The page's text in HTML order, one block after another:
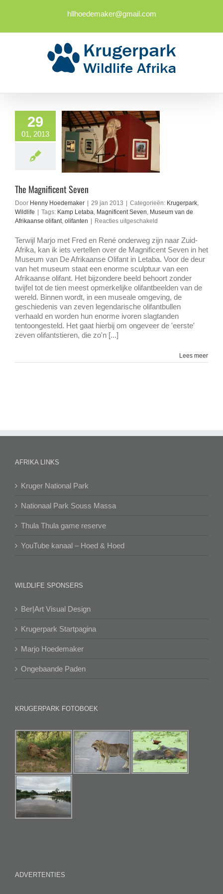
hllhoedemaker@gmail.com
29
01, 2013
The Magnificent Seven
Door Henny Hoedemaker 29 jan 2013 Categorieën: Krugerpark,
Wildlife
Tags: Kamp Letaba, Magnificent Seven, Museum van de
Afrikaanse olifant, olifanten Reacties uitgeschakeld
Magnificent
Seven
Terwijl Marjo met Fred en René onderweg zijn naar Zuid-
Afrika, kan ik iets vertellen over de Magnificent Seven in het
Museum van De Afrikaanse Olifant in Letaba. Voor de deur
van het museum staat een enorme sculptuur van een
Afrikaanse olifant. Het bijzondere beeld behoort zonder
twijfel tot de tien meest opmerkelijke olifantbeelden van de
wereld. Binnen wordt, in een museale omgeving, de
geschiedenis van zeven legendarische olifantbullen
verhaald en worden hun enorme ivoren slagtanden
tentoongesteld. Het gaat hierbij om ongeveer de 'eerste'
zeven olifantstieren, die zo'n [...]
Lees meer
AFRIKA LINKS
Kruger National Park
Nationaal Park Souss Massa
Thula Thula game reserve
YouTube kanaal – Hoed & Hoed
WILDLIFE SPONSERS
Ber|Art Visual Design
Krugerpark Startpagina
Marjo Hoedemaker
Ongebaande Paden
KRUGERPARK FOTOBOEK
ADVERTENTIES